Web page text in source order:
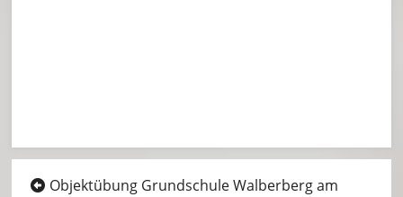
Beitragsnavigation
Objektübung Grundschule Walberberg am